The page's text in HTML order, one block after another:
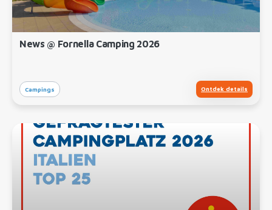
News @ Fornella Camping 2026
Campings Ontdek details